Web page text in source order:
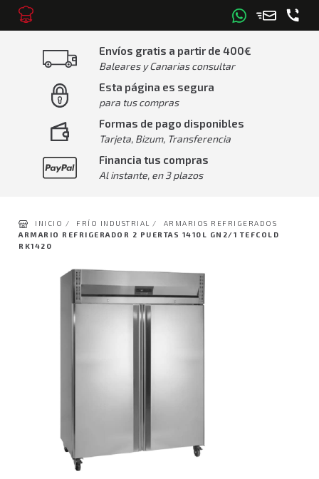
Envíos gratis a partir de 400€
Baleares y Canarias consultar
Esta página es segura
para tus compras
Formas de pago disponibles
Tarjeta, Bizum, Transferencia
Financia tus compras
Al instante, en 3 plazos
INICIO / FRÍO INDUSTRIAL /
ARMARIOS REFRIGERADOS
ARMARIO REFRIGERADOR 2 PUERTAS 1410L GN2/1 TEFCOLD
RK1420